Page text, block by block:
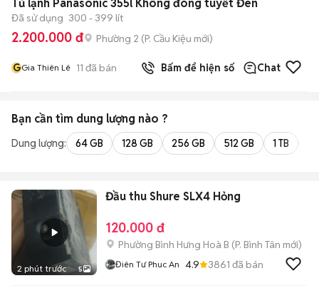
Tủ lạnh Panasonic 355l Không đóng tuyết Đen
Đã sử dụng 300 - 399 lít
2.200.000 đ Phường 2 (P. Cầu Kiệu mới)
GGia Thiên Lê 11 đã bán Bấm để hiện số Chat
Bạn cần tìm dung lượng nào ?
Dung lượng: 64 GB 128 GB 256 GB 512 GB 1 TB
2 phút trước 5
Đầu thu Shure SLX4 Hỏng
120.000 đ
Phường Bình Hưng Hoà B (P. Bình Tân mới)
Điên Tư Phuc An 4.9 3861 đã bán